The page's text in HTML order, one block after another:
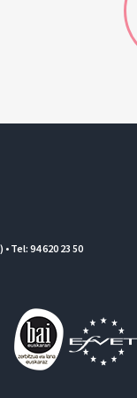
Tel: 94 620 23 50